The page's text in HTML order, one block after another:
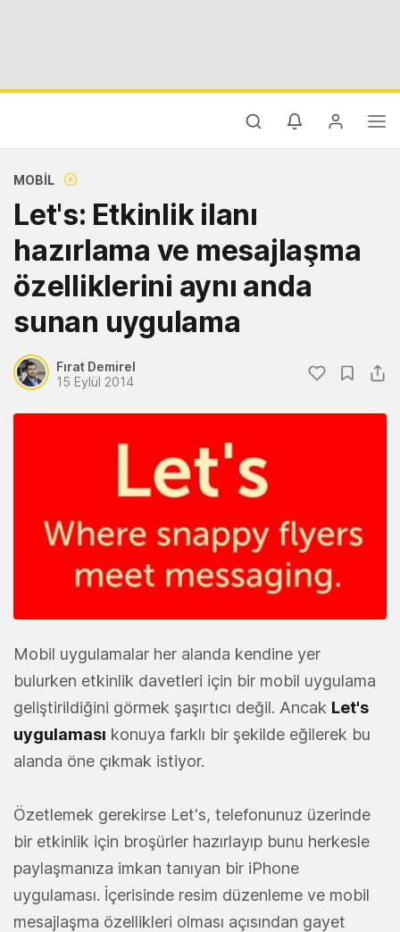
MOBIL
Let's: Etkinlik ilanı
hazırlama ve mesajlaşma
özelliklerini aynı anda
sunan uygulama
Fırat Demirel
15 Eylül 2014
Mobil uygulamalar her alanda kendine yer
bulurken etkinlik davetleri için bir mobil uygulama
geliştirildiğini görmek şaşırtıcı değil. Ancak Let's
uygulaması konuya farklı bir şekilde eğilerek bu
alanda öne çıkmak istiyor.
Özetlemek gerekirse Let's, telefonunuz üzerinde
bir etkinlik için broşürler hazırlayıp bunu herkesle
paylaşmanıza imkan tanıyan bir iPhone
uygulaması. İçerisinde resim düzenleme ve mobil
mesajlaşma özellikleri olması açısından gayet